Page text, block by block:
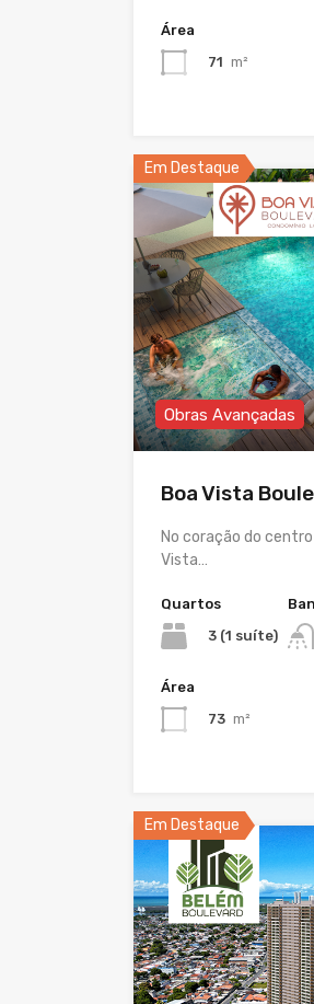
Área
71 m²
Em Destaque
Obras Avançadas
Boa Vista
No coração do
Vista…
Quartos
3 (1 suíte)
Área
73 m²
Em Destaque